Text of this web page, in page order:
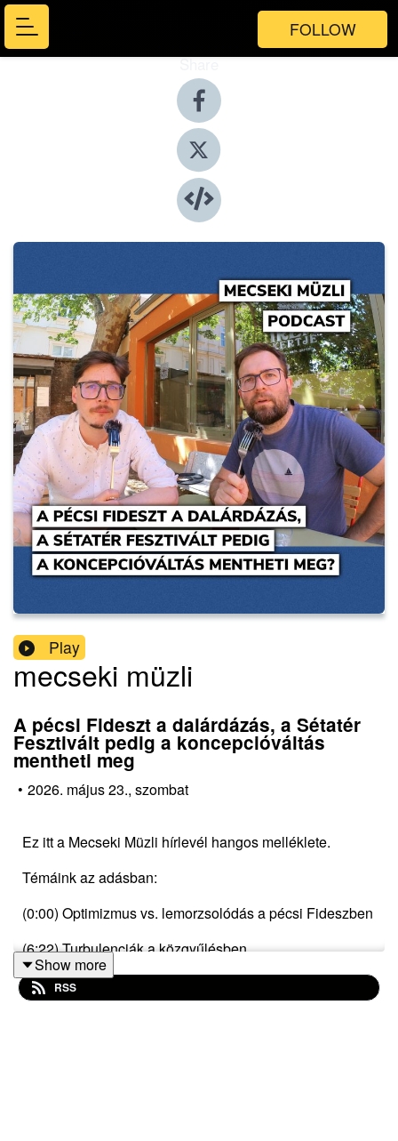
FOLLOW
Share
Play
mecseki müzli
A pécsi Fideszt a dalárdázás, a Sétatér
Fesztivált pedig a koncepcióváltás
mentheti meg
• 2026. május 23., szombat
Ez itt a Mecseki Müzli hírlevél hangos melléklete.
Témáink az adásban:
(0:00) Optimizmus vs. lemorzsolódás a pécsi Fideszben
(6:22) Turbulenciák a közgyűlésben
(11:12) Sétatér fesztivál off.
Show more
RSS